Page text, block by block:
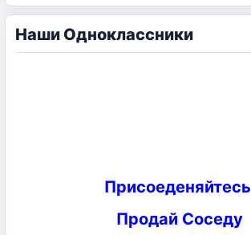
Наши Одноклассники
Присоеденяйтесь
Продай Соседу